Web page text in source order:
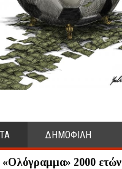
ΔΗΜΟΦΙΛΗ
«Ολόγραμμα» 2000 ετών